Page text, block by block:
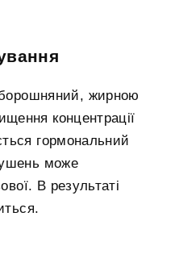
жирною
концентрації
гормональний
може
В результаті